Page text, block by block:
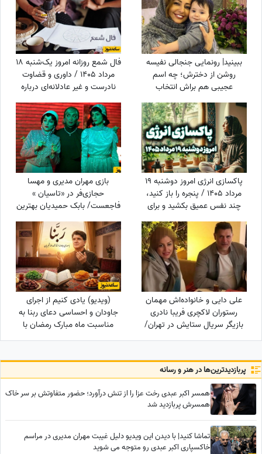
ببینید| رونمایی جنجالی نفیسه
روشن از دخترش؛ چه اسم
عجیبی هم براش انتخاب
کرده،«انار»!!
فال شمع روزانه امروز یک‌شنبه 18
مرداد 1405 / داوری و قضاوت
نادرست و غیر عادلانه‌ای درباره
شما می‌شود، اما ...
پاکسازی انرژی امروز دوشنبه 19
مرداد 1405 / پنجره را باز کنید،
چند نفس عمیق بکشید و برای
مدتی از صداها و محرک‌های
اضافی فاصله بگیرید
بازی مهران مدیری و مهسا
حجازی‌فر در «تاسیان »
فاجعست/ بابک حمیدیان بهترین
بازیگره و روی خودش خیلی ...
علی دایی و خانواده‌اش مهمان
رستوران لاکچری فریبا نادری
بازیگر سریال ستایش در تهران/
عروس حشمت فردوس: قدم روی
(ویدیو) یادی کنیم از اجرای
جاودان و احساسی دعای ربنا به
مناسبت ماه مبارک رمضان با
صدای خسرو آواز ایران استاد
پربازدید‌ترین‌ها در هنر و رسانه
همسر اکبر عبدی رخت عزا را از تنش درآورد؛ حضور متفاوتش بر سر خاک
همسرش پربازدید شد
تماشا کنید| با دیدن این ویدیو دلیل غیبت مهران مدیری در مراسم
خاکسپاری اکبر عبدی رو متوجه می شوید